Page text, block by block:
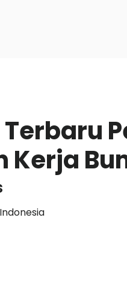
Terbaru
Kerja